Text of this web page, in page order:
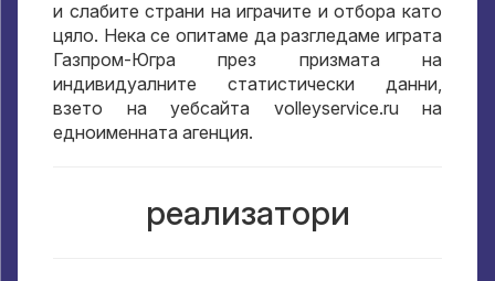
и слабите страни на играчите и отбора като
цяло. Нека се опитаме да разгледаме играта
Газпром-Югра през призмата на
индивидуалните статистически данни,
взето на уебсайта volleyservice.ru на
едноименната агенция.
реализатори